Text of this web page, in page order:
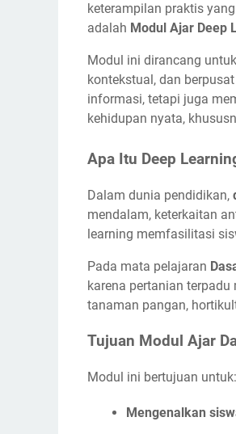
keterampilan praktis
adalah Modul Ajar Deep
Modul ini dirancang
kontekstual, dan
informasi, tetapi juga
kehidupan nyata,
Apa Itu Deep
Dalam dunia pendidikan,
mendalam, keterkaitan
learning memfasilitasi
Pada mata pelajaran
karena pertanian
tanaman pangan,
Tujuan Modul Ajar
Modul ini bertujuan untuk:
Mengenalkan